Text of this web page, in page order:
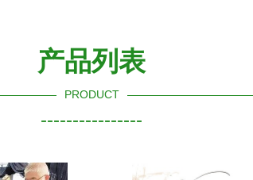
产品列表
PRODUCT
----------------